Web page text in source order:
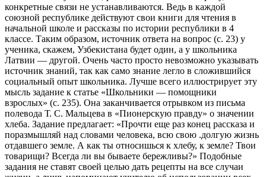
конкретные связи не устанавливаются. Ведь в каждой
союзной республике действуют свои книги для чтения в
начальной школе и рассказы по истории республики в 4
классе. Таким образом, источник ответа на вопрос (с. 23) у
ученика, скажем, Узбекистана будет один, а у школьника
Латвии — другой. Очень часто просто невозможно указывать
источник знаний, так как само знание легло в сложившийся
социальный опыт школьника. Лучше всего иллюстрирует эту
мысль задание к статье «Школьники — помощники
взрослых» (с. 235). Она заканчивается отрывком из письма
полевода Т. С. Мальцева в «Пионерскую правду» о значении
хлеба. Задание предлагает: «Прочти еще раз конец рассказа и
поразмышляй над словами человека, всю свою .долгую жизнь
отдавшего земле. А как ты относишься к хлебу, к земле? Твои
товарищи? Всегда ли вы бываете бережливы?» Подобные
задания не ставят своей целью дать рецепты на все случаи